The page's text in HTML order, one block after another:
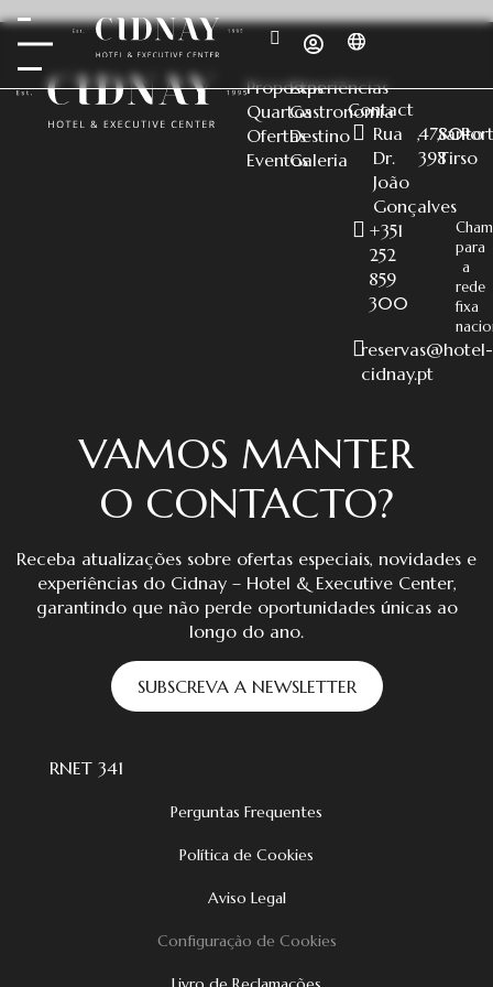
Propostas
Quartos
Ofertas
Eventos
Experiências
Gastronomia
Destino
Galeria
Contact
Rua
Dr.
João
Gonçalves
,4780-
398
,Santo
Tirso
,
+351
252
859
300
para
a
rede
fixa
reservas@hotel-
cidnay.pt
VAMOS MANTER
O CONTACTO?
Receba atualizações sobre ofertas especiais, novidades e
experiências do Cidnay – Hotel & Executive Center,
garantindo que não perde oportunidades únicas ao
longo do ano.
SUBSCREVA A NEWSLETTER
RNET 341
Perguntas Frequentes
Política de Cookies
Aviso Legal
Configuração de Cookies